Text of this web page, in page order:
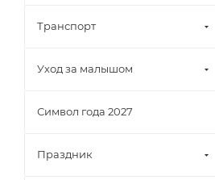
Транспорт
Уход за малышом
Символ года 2027
Праздник